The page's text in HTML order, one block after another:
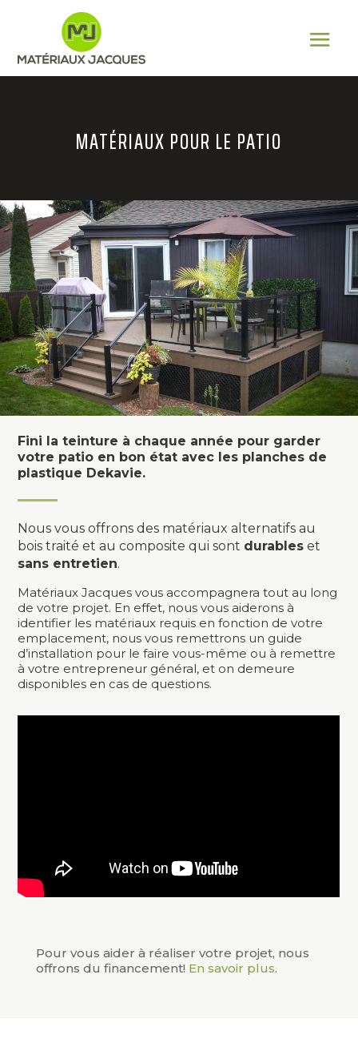
MATÉRIAUX POUR LE PATIO
Fini la teinture à chaque année pour garder
votre patio en bon état avec les planches de
plastique Dekavie.
Nous vous offrons des matériaux alternatifs au
bois traité et au composite qui sont durables et
sans entretien.
Matériaux Jacques vous accompagnera tout au long
de votre projet. En effet, nous vous aiderons à
identifier les matériaux requis en fonction de votre
emplacement, nous vous remettrons un guide
d’installation pour le faire vous-même ou à remettre
à votre entrepreneur général, et on demeure
disponibles en cas de questions.
Pour vous aider à réaliser votre projet, nous
offrons du financement! En savoir plus.